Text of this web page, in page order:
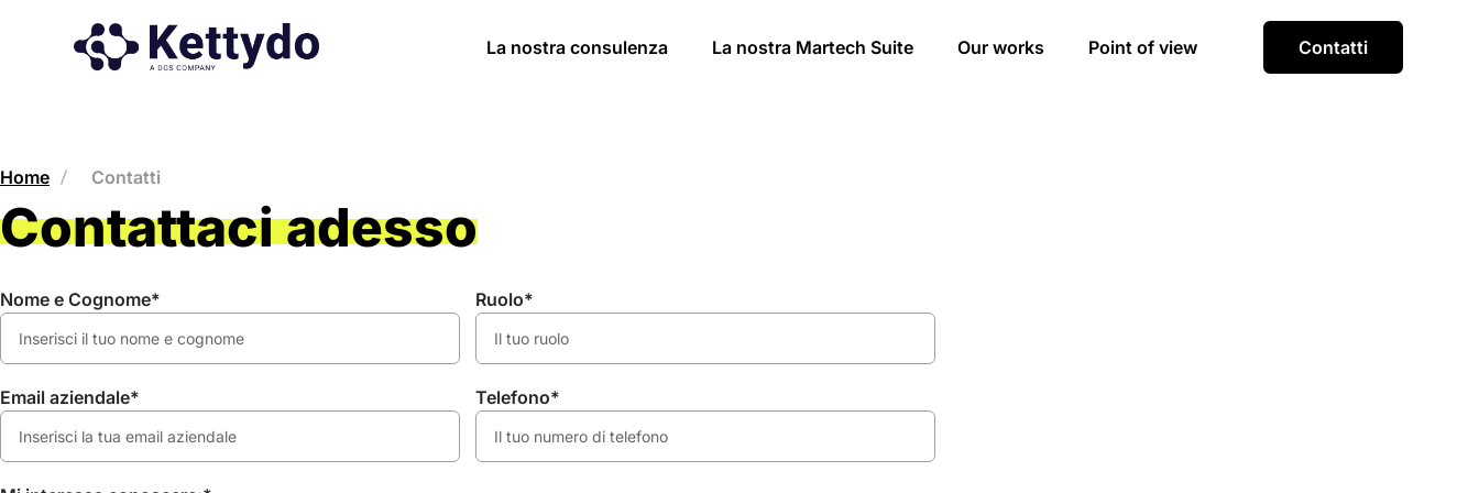
La nostra consulenza La nostra Martech Suite Our works Point of view Contatti
Home Contatti
Contattaci adesso
Nome e Cognome* Ruolo*
Email aziendale* Telefono*